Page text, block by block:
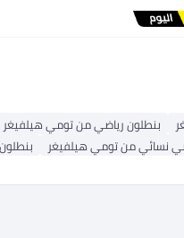
بنطلون رياضي من تومي هيلفيغر
نسائي من تومي هيلفيغر